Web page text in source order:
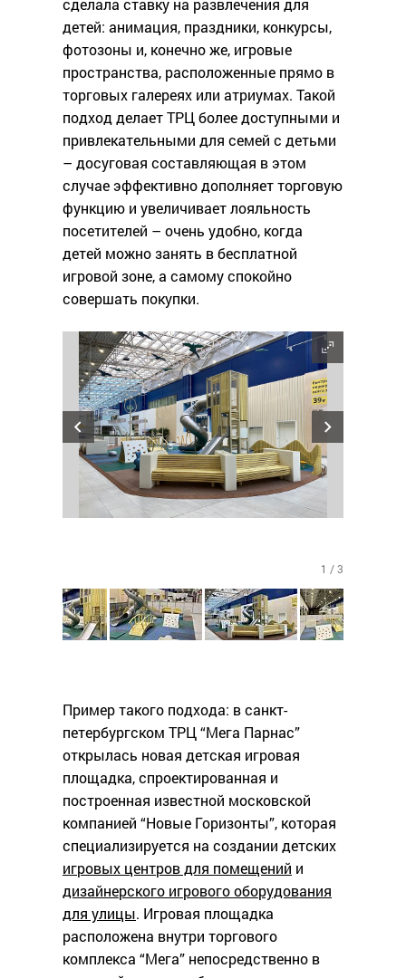
сделала ставку на развлечения для
детей: анимация, праздники, конкурсы,
фотозоны и, конечно же, игровые
пространства, расположенные прямо в
торговых галереях или атриумах. Такой
подход делает ТРЦ более доступными и
привлекательными для семей с детьми
– досуговая составляющая в этом
случае эффективно дополняет торговую
функцию и увеличивает лояльность
посетителей – очень удобно, когда
детей можно занять в бесплатной
игровой зоне, а самому спокойно
совершать покупки.
1 / 3
Пример такого подхода: в санкт-
петербургском ТРЦ “Мега Парнас”
открылась новая детская игровая
площадка, спроектированная и
построенная известной московской
компанией “Новые Горизонты”, которая
специализируется на создании детских
игровых центров для помещений и
дизайнерского игрового оборудования
для улицы. Игровая площадка
расположена внутри торгового
комплекса “Мега” непосредственно в